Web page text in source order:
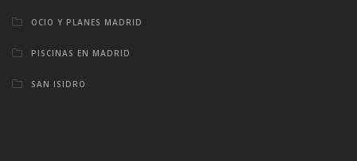
OCIO Y PLANES MADRID
PISCINAS EN MADRID
SAN ISIDRO